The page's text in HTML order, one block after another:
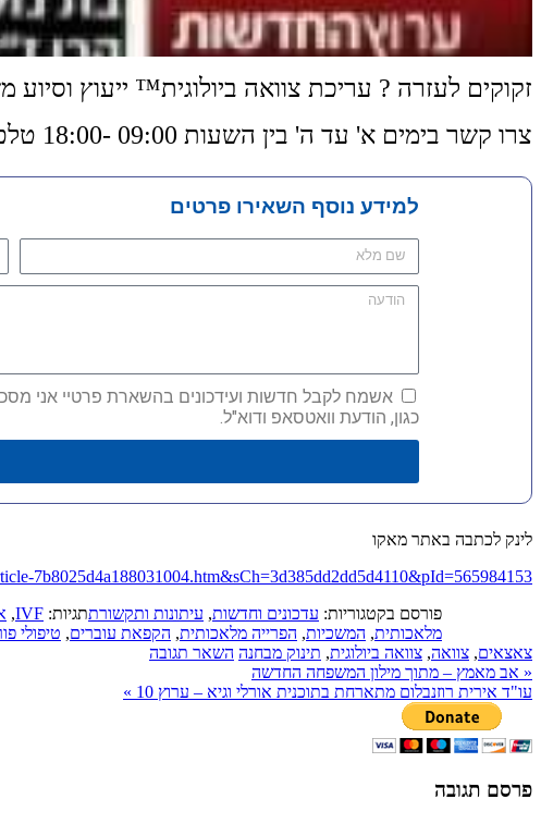
זקוקים לעזרה ? עריכת צוואה ביולוגית™ ייעוץ וסיוע
צרו קשר בימים א' עד ה' בין השעות 09:00 -18:00 טלפון 03-5660504
למידע נוסף השאירו פרטים
אשמח לקבל חדשות ועידכונים בהשארת פרטיי אני
כגון, הודעת וואטסאפ ודוא"ל.
לינק לכתבה באתר מאקו
7b8025d4a188031004.htm&sCh=3d385dd2dd5d4110&pId=565984153
פורסם בקטגוריות: עדכונים וחדשות, עיתונות ותקשורתתגיות: IVF
,
מלאכותית, המשכיות, הפרייה מלאכותית, הקפאת עוברים, טיפולי
צאצאים, צוואה, צוואה ביולוגית, תינוק מבחנה השאר תגובה
« אב מאמץ – מתוך מילון המשפחה החדשה
עו"ד אירית רוזנבלום מתארחת בתוכנית אורלי וגיא – ערוץ 10
»
פרסם תגובה